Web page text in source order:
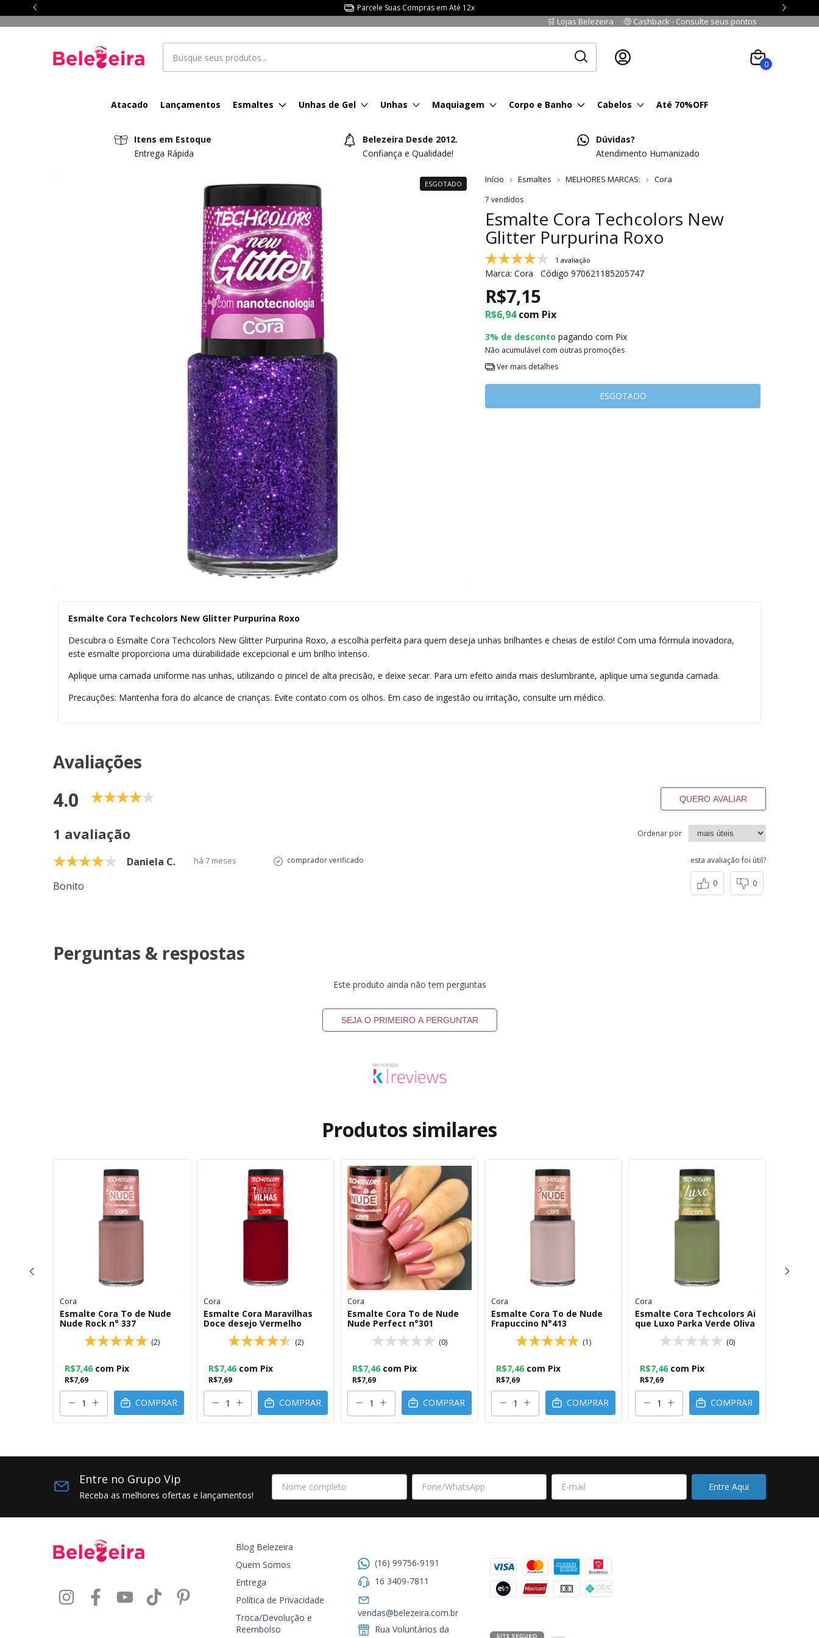
Parcele Suas Compras em Até 12x
🛒 Lojas Belezeira 🤑 Cashback - Consulte seus pontos
0
Atacado Lançamentos Esmaltes Unhas de Gel Unhas Maquiagem Corpo e Banho Cabelos Até 70%OFF
Itens em Estoque
Entrega Rápida
Belezeira Desde 2012.
Confiança e Qualidade!
Dúvidas?
Atendimento Humanizado
ESGOTADO Início Esmaltes MELHORES MARCAS: Cora
7 vendidos
Esmalte Cora Techcolors New
Glitter Purpurina Roxo
1 avaliação
Marca: Cora Código 970621185205747
R$7,15
R$6,94com Pix
3% de desconto pagando com Pix
Não acumulável com outras promoções
Ver mais detalhes
Esmalte Cora Techcolors New Glitter Purpurina Roxo
Descubra o Esmalte Cora Techcolors New Glitter Purpurina Roxo, a escolha perfeita para quem deseja unhas brilhantes e cheias de estilo! Com uma fórmula inovadora,
este esmalte proporciona uma durabilidade excepcional e um brilho intenso.
Aplique uma camada uniforme nas unhas, utilizando o pincel de alta precisão, e deixe secar. Para um efeito ainda mais deslumbrante, aplique uma segunda camada.
Precauções: Mantenha fora do alcance de crianças. Evite contato com os olhos. Em caso de ingestão ou irritação, consulte um médico.
Avaliações
4.0 QUERO AVALIAR
1 avaliação Ordenar por
Daniela C. há 7 meses comprador verificado
Bonito
esta avaliação foi útil?
0 0
Perguntas & respostas
Este produto ainda não tem perguntas
SEJA O PRIMEIRO A PERGUNTAR
Produtos similares
Cora
Esmalte Cora To de Nude
Nude Rock n° 337
(2)
R$7,69
R$7,46 com Pix
COMPRAR
Cora
Esmalte Cora Maravilhas
Doce desejo Vermelho
(2)
R$7,69
R$7,46 com Pix
COMPRAR
Cora
Esmalte Cora To de Nude
Nude Perfect n°301
(0)
R$7,69
R$7,46 com Pix
COMPRAR
Cora
Esmalte Cora To de Nude
Frapuccino N°413
(1)
R$7,69
R$7,46 com Pix
COMPRAR
Cora
Esmalte Cora Techcolors Ai
que Luxo Parka Verde Oliva
(0)
R$7,69
R$7,46 com Pix
COMPRAR
Entre no Grupo Vip
Receba as melhores ofertas e lançamentos!
Blog Belezeira
Quem Somos
Entrega
Política de Privacidade
Troca/Devolução e
Reembolso
(16) 99756-9191
16 3409-7811
vendas@belezeira.com.br
Rua Voluntários da